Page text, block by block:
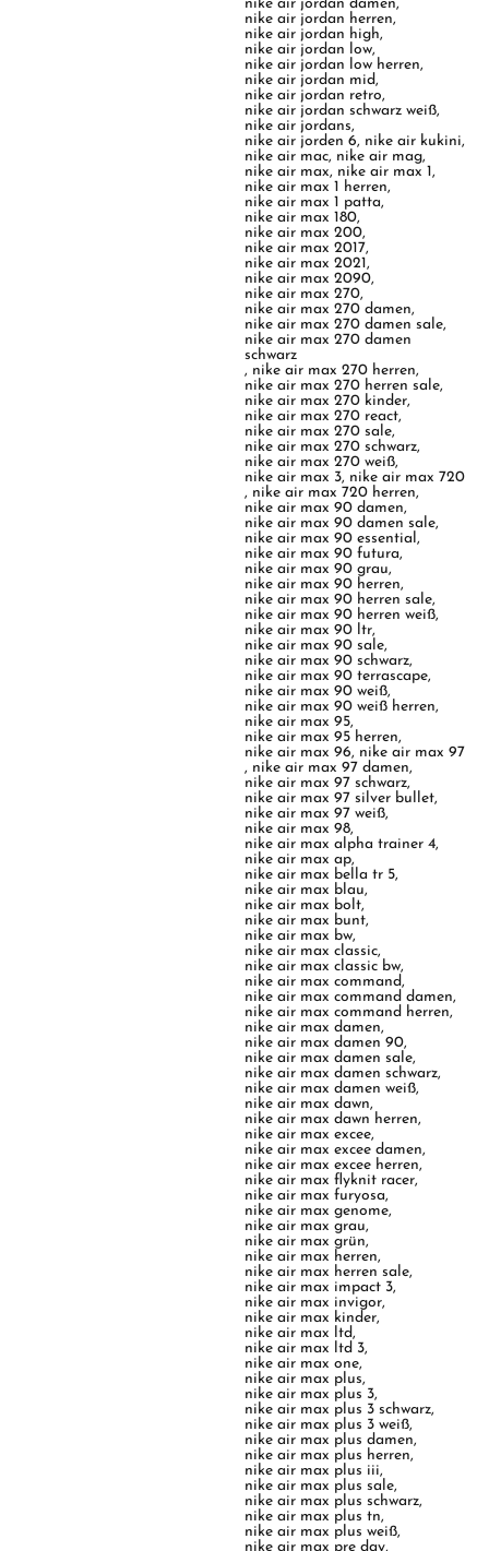
nike air jordan damen,
nike air jordan herren,
nike air jordan high,
nike air jordan low,
nike air jordan low herren,
nike air jordan mid,
nike air jordan retro,
nike air jordan schwarz weiß,
nike air jordans,
nike air jorden 6, nike air kukini,
nike air mac, nike air mag,
nike air max, nike air max 1,
nike air max 1 herren,
nike air max 1 patta,
nike air max 180,
nike air max 200,
nike air max 2017,
nike air max 2021,
nike air max 2090,
nike air max 270,
nike air max 270 damen,
nike air max 270 damen sale,
nike air max 270 damen
schwarz
, nike air max 270 herren,
nike air max 270 herren sale,
nike air max 270 kinder,
nike air max 270 react,
nike air max 270 sale,
nike air max 270 schwarz,
nike air max 270 weiß,
nike air max 3, nike air max 720
, nike air max 720 herren,
nike air max 90 damen,
nike air max 90 damen sale,
nike air max 90 essential,
nike air max 90 futura,
nike air max 90 grau,
nike air max 90 herren,
nike air max 90 herren sale,
nike air max 90 herren weiß,
nike air max 90 ltr,
nike air max 90 sale,
nike air max 90 schwarz,
nike air max 90 terrascape,
nike air max 90 weiß,
nike air max 90 weiß herren,
nike air max 95,
nike air max 95 herren,
nike air max 96, nike air max 97
, nike air max 97 damen,
nike air max 97 schwarz,
nike air max 97 silver bullet,
nike air max 97 weiß,
nike air max 98,
nike air max alpha trainer 4,
nike air max ap,
nike air max bella tr 5,
nike air max blau,
nike air max bolt,
nike air max bunt,
nike air max bw,
nike air max classic,
nike air max classic bw,
nike air max command,
nike air max command damen,
nike air max command herren,
nike air max damen,
nike air max damen 90,
nike air max damen sale,
nike air max damen schwarz,
nike air max damen weiß,
nike air max dawn,
nike air max dawn herren,
nike air max excee,
nike air max excee damen,
nike air max excee herren,
nike air max flyknit racer,
nike air max furyosa,
nike air max genome,
nike air max grau,
nike air max grün,
nike air max herren,
nike air max herren sale,
nike air max impact 3,
nike air max invigor,
nike air max kinder,
nike air max ltd,
nike air max ltd 3,
nike air max one,
nike air max plus,
nike air max plus 3,
nike air max plus 3 schwarz,
nike air max plus 3 weiß,
nike air max plus damen,
nike air max plus herren,
nike air max plus iii,
nike air max plus sale,
nike air max plus schwarz,
nike air max plus tn,
nike air max plus weiß,
nike air max pre day,